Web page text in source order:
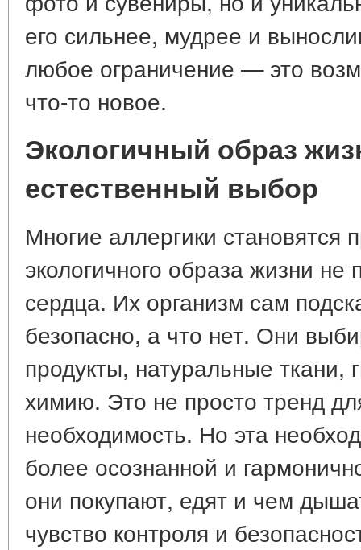
его сильнее, мудрее и
любое ограничение — это
что-то новое.
Экологичный образ
естественный выбор
Многие аллергики становятся
экологичного образа жизни
сердца. Их организм сам
безопасно, а что нет. Они
продукты, натуральные
химию. Это не просто тренд
необходимость. Но эта
более осознанной и
они покупают, едят и чем
чувство контроля и